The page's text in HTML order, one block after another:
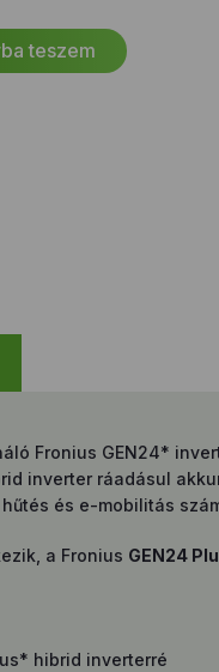
teszem
Fronius GEN24*
inverter ráadásul
és e-mobilitás
a Fronius GEN24
hibrid inverterré